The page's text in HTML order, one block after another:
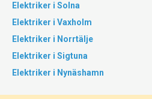
Elektriker i Solna
Elektriker i Vaxholm
Elektriker i Norrtälje
Elektriker i Sigtuna
Elektriker i Nynäshamn